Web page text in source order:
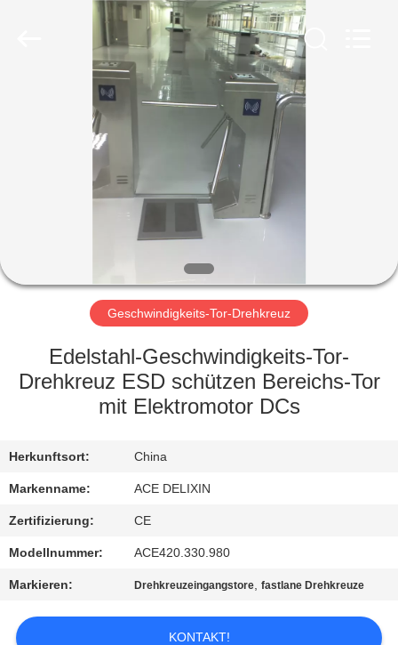
PRODUKTE
FABRIK-
AUSFLUG
QUALITÄTSKONTROLLE
SIE
MIT
UNS
IN
VERBINDUNG
NACHRICHTEN
Geschwindigkeits-Tor-Drehkreuz
Edelstahl-Geschwindigkeits-Tor-
Drehkreuz ESD schützen Bereichs-Tor
mit Elektromotor DCs
Herkunftsort: China
Markenname: ACE DELIXIN
Zertifizierung: CE
Modellnummer: ACE420.330.980
Markieren: Drehkreuzeingangstore,fastlane Drehkreuze
KONTAKT!